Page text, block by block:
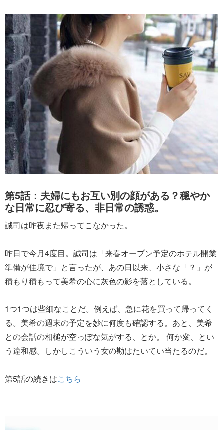
第5話：夫婦にもお互い別の顔がある？穏やか
な日常に忍び寄る、非日常の誘惑。
誠司は昨夜また帰ってこなかった。
昨日で今月4度目。誠司は「来春オープン予定のホテル開業
準備が佳境で」と言ったが、あの日以来、小さな「？」が
積もり積もって美希の心に灰色の影を落としている。
1つ1つは些細なことだ。例えば、急に花を買って帰ってく
る。美希の週末の予定を妙に何度も確認する。あと、美希
との会話の相槌が空っぽな気がする、とか。 何か変、とい
う違和感。しかしこういう女の勘はたいてい当たるのだ。
第5話の続きはこちら